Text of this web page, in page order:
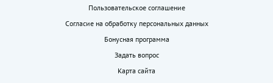
Пользовательское соглашение
Согласие на обработку персональных данных
Бонусная программа
Задать вопрос
Карта сайта